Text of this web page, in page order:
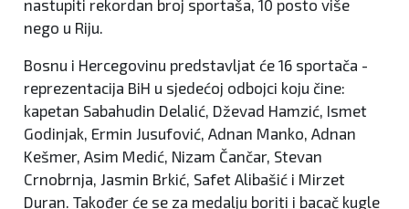
nastupiti rekordan broj sportaša, 10 posto više
nego u Riju.
Bosnu i Hercegovinu predstavljat će 16 sportača -
reprezentacija BiH u sjedećoj odbojci koju čine:
kapetan Sabahudin Delalić, Dževad Hamzić, Ismet
Godinjak, Ermin Jusufović, Adnan Manko, Adnan
Kešmer, Asim Medić, Nizam Čančar, Stevan
Crnobrnja, Jasmin Brkić, Safet Alibašić i Mirzet
Duran. Također će se za medalju boriti i bacač kugle